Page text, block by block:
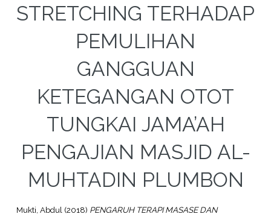
STRETCHING TERHADAP
PEMULIHAN
GANGGUAN
KETEGANGAN OTOT
TUNGKAI JAMA’AH
PENGAJIAN MASJID AL-
MUHTADIN PLUMBON
Mukti, Abdul(2018) PENGARUH TERAPI MASASE DAN